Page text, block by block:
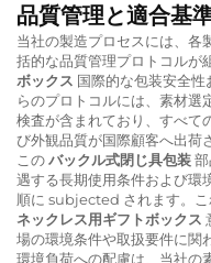
品質管理と適合基
当社の製造プロセスには、各
括的な品質管理プロトコルが
ボックス 国際的な包装安全
らのプロトコルには、素材選
検査が含まれており、すべて
び外観品質が国際顧客へ出荷
このバックル式閉じ具包装
遇する長期使用条件および環
順に subjected されます。
ネックレス用ギフトボックス
場の環境条件や取扱要件に関
環境負荷への配慮は、当社の